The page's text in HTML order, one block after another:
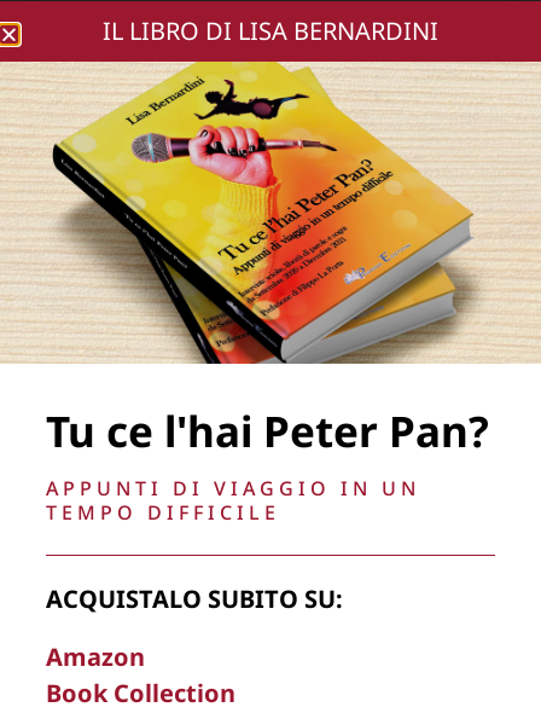
Lisa Bernardini
BEATRICE LUZZI E
FRANCESCO
VECCHI_PREMIO
ITALIA CARRIERE
ECCELLENTI ED. 2024
La Direzione stabilisce insindacabilmente di inserire,
IL LIBRO DI LISA BERNARDINI
Tu ce l'hai Peter Pan?
APPUNTI DI VIAGGIO IN UN
TEMPO DIFFICILE
ACQUISTALO SUBITO SU:
Amazon
Book Collection